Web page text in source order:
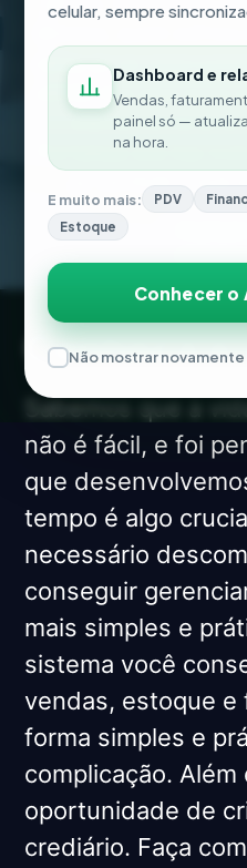
celular, sempre
Dashboard e
Vendas,
painel só —
na hora.
E muito mais: PDV
Estoque
Conhecer o
Não mostrar novamente
certo de se
venda vira uma nova
cliente conta
Fortaleça sua loja
de verdade o que
Conheça
Sabemos que a
não é fácil, e foi
que
tempo é algo
necessário
conseguir
mais simples e
sistema você
vendas, estoque e
forma simples e
complicação. Além
oportunidade de
crediário. Faça